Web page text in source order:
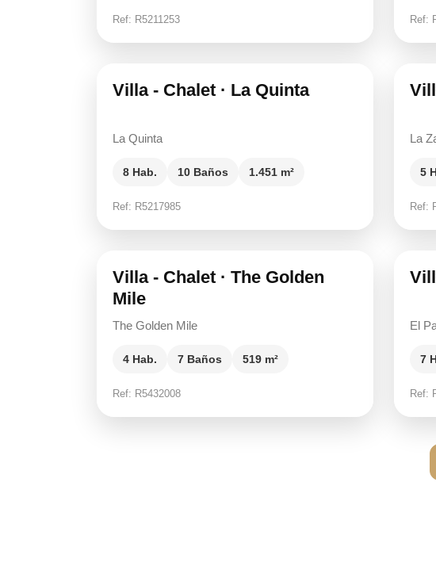
Ref: R5211253 Ref:
Villa - Chalet · La Quinta
La Quinta
8 Hab. 10 Baños 1.451 m²
Ref: R5217985
La
5
Ref:
Villa - Chalet · The Golden
Mile
The Golden Mile
4 Hab. 7 Baños 519 m²
Ref: R5432008
El
7
Ref: